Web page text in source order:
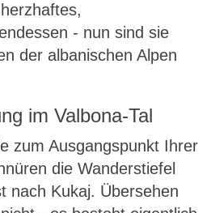
- nun sind sie
der albanischen Alpen
im Valbona-Tal
zum Ausgangspunkt Ihrer
die Wanderstiefel
nach Kukaj. Übersehen